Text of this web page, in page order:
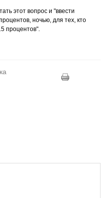
этот вопрос и "ввести
ночью, для тех, кто
процентов".